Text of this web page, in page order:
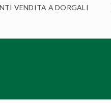
VENDITA A DORGALI